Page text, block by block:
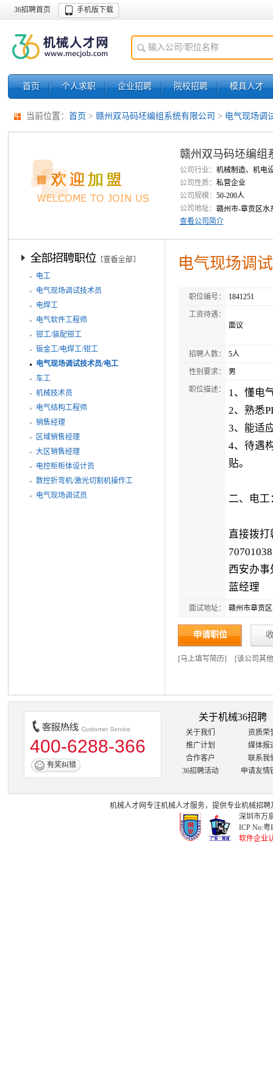
36招聘首页 手机版下载
首页 个人求职 企业招聘 院校招聘 模具人才
当前位置： 首页 > 赣州双马码坯编组系统有限公司 > 电气现场调
赣州双马码坯编组
公司行业： 机械制造、机电
公司性质： 私营企业
公司规模： 50-200人
公司地址： 赣州市-章贡区水
查看公司简介
电工
电气现场调试技术员
电焊工
电气软件工程师
钳工/装配钳工
钣金工/电焊工/钳工
电气现场调试技术员/电工
车工
机械技术员
电气结构工程师
销售经理
区域销售经理
大区销售经理
电控柜柜体设计员
数控折弯机/激光切割机操作工
电气现场调试员
电气现场调
职位编号： 1841251
工资待遇：
面议
招聘人数： 5人
性别要求： 男
职位描述：
1、懂电
2、熟悉
3、能适
4、待遇
贴。
二、电
直接拨打
西安办事
蓝经理
面试地址： 赣州市章贡
申请职位
[马上填写简历] [该公司其
400-6288-366
有奖纠错
关于机械36招聘
关于我们
资质荣
推广计划
媒体报
合作客户
联系我
36招聘活动
申请友情
机械人才网专注机械人才服务，提供专业机械招聘
深圳市万
ICP No:粤
软件企业